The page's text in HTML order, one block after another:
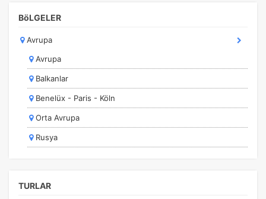
Kültür Turları
Marmara Bölgesi
Marmaris Turları
Orta Avrupa Turları
Ramazan Bayramı Turları
Rusya Turları
Sömestir Turları
BöLGELER
Avrupa
Avrupa
Balkanlar
Benelüx - Paris - Köln
Orta Avrupa
Rusya
TURLAR